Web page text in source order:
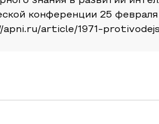
конференции 25
apni.ru/article/1971-